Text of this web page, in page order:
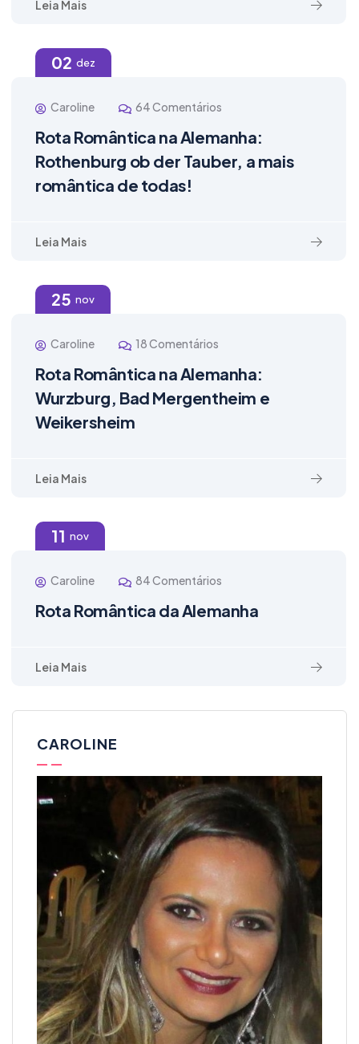
Leia Mais
02 dez
Caroline 64 Comentários
Rota Romântica na Alemanha:
Rothenburg ob der Tauber, a mais
romântica de todas!
Leia Mais
25 nov
Caroline 18 Comentários
Rota Romântica na Alemanha:
Wurzburg, Bad Mergentheim e
Weikersheim
Leia Mais
11 nov
Caroline 84 Comentários
Rota Romântica da Alemanha
Leia Mais
CAROLINE